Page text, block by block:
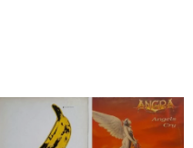
LE GROS RIFFIFI